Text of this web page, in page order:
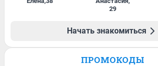
29
Начать знакомиться
ПРОМОКОДЫ